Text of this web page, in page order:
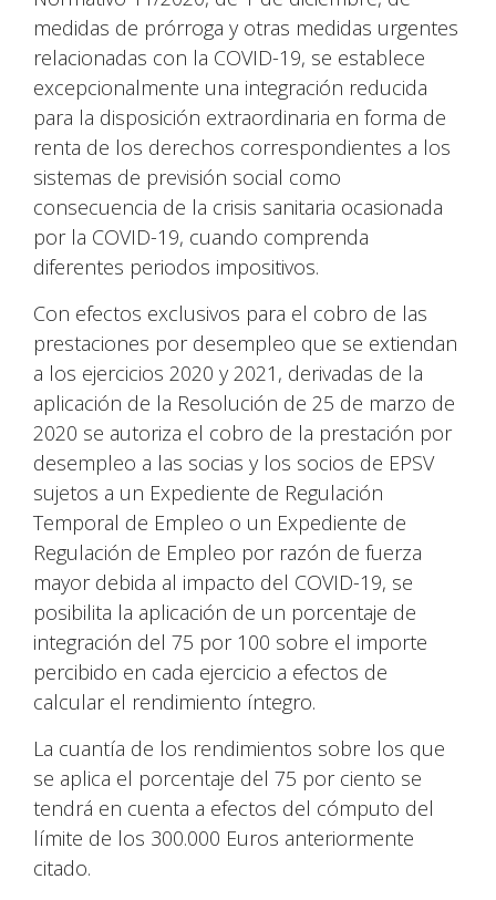
medidas de prórroga y otras medidas urgentes
relacionadas con la COVID-19, se establece
excepcionalmente una integración reducida
para la disposición extraordinaria en forma de
renta de los derechos correspondientes a los
sistemas de previsión social como
consecuencia de la crisis sanitaria ocasionada
por la COVID-19, cuando comprenda
diferentes periodos impositivos.
Con efectos exclusivos para el cobro de las
prestaciones por desempleo que se extiendan
a los ejercicios 2020 y 2021, derivadas de la
aplicación de la Resolución de 25 de marzo de
2020 se autoriza el cobro de la prestación por
desempleo a las socias y los socios de EPSV
sujetos a un Expediente de Regulación
Temporal de Empleo o un Expediente de
Regulación de Empleo por razón de fuerza
mayor debida al impacto del COVID-19, se
posibilita la aplicación de un porcentaje de
integración del 75 por 100 sobre el importe
percibido en cada ejercicio a efectos de
calcular el rendimiento íntegro.
La cuantía de los rendimientos sobre los que
se aplica el porcentaje del 75 por ciento se
tendrá en cuenta a efectos del cómputo del
límite de los 300.000 Euros anteriormente
citado.